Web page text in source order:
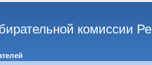
комиссии